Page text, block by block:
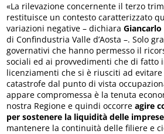
«La rilevazione concernente il terzo
restituisce un contesto caratterizzato
variazioni negative – dichiaraGiancarlo
di Confindustria Valle d’Aosta –. Solo
governativi che hanno permesso il
sociali ed ai provvedimenti che di fatto
licenziamenti che si è riusciti ad
catastrofe dal punto di vista
appare compromessa è la tenuta
nostra Regione e quindi occorreagire
per sostenere la liquidità delle imprese
mantenere la continuità delle filiere e